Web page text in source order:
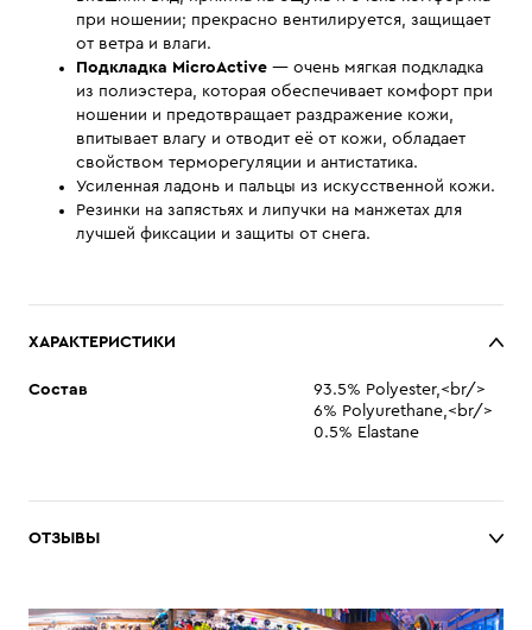
при ношении; прекрасно вентилируется, защищает
от ветра и влаги.
Подкладка MicroActive — очень мягкая подкладка
из полиэстера, которая обеспечивает комфорт при
ношении и предотвращает раздражение кожи,
впитывает влагу и отводит её от кожи, обладает
свойством терморегуляции и антистатика.
Усиленная ладонь и пальцы из искусственной кожи.
Резинки на запястьях и липучки на манжетах для
лучшей фиксации и защиты от снега.
ХАРАКТЕРИСТИКИ
Состав
93.5% Polyester,<br/>
6% Polyurethane,<br/>
0.5% Elastane
ОТЗЫВЫ